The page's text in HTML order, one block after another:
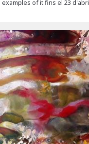
examples of it fins el 23 d'abril